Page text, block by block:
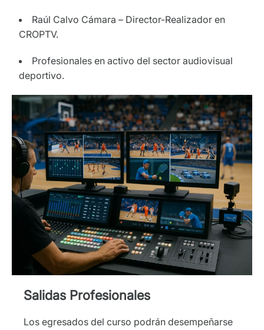
Raúl Calvo Cámara – Director-Realizador en
CROPTV.
Profesionales en activo del sector audiovisual
deportivo.
Salidas Profesionales
Los egresados del curso podrán desempeñarse